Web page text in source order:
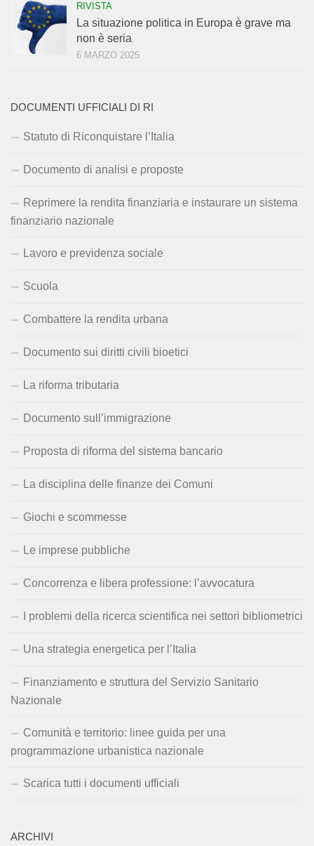
RIVISTA
La situazione politica in Europa è grave ma
non è seria
6 MARZO 2025
DOCUMENTI UFFICIALI DI RI
Statuto di Riconquistare l’Italia
Documento di analisi e proposte
Reprimere la rendita finanziaria e instaurare un sistema
finanziario nazionale
Lavoro e previdenza sociale
Scuola
Combattere la rendita urbana
Documento sui diritti civili bioetici
La riforma tributaria
Documento sull’immigrazione
Proposta di riforma del sistema bancario
La disciplina delle finanze dei Comuni
Giochi e scommesse
Le imprese pubbliche
Concorrenza e libera professione: l’avvocatura
I problemi della ricerca scientifica nei settori bibliometrici
Una strategia energetica per l’Italia
Finanziamento e struttura del Servizio Sanitario
Nazionale
Comunità e territorio: linee guida per una
programmazione urbanistica nazionale
Scarica tutti i documenti ufficiali
ARCHIVI